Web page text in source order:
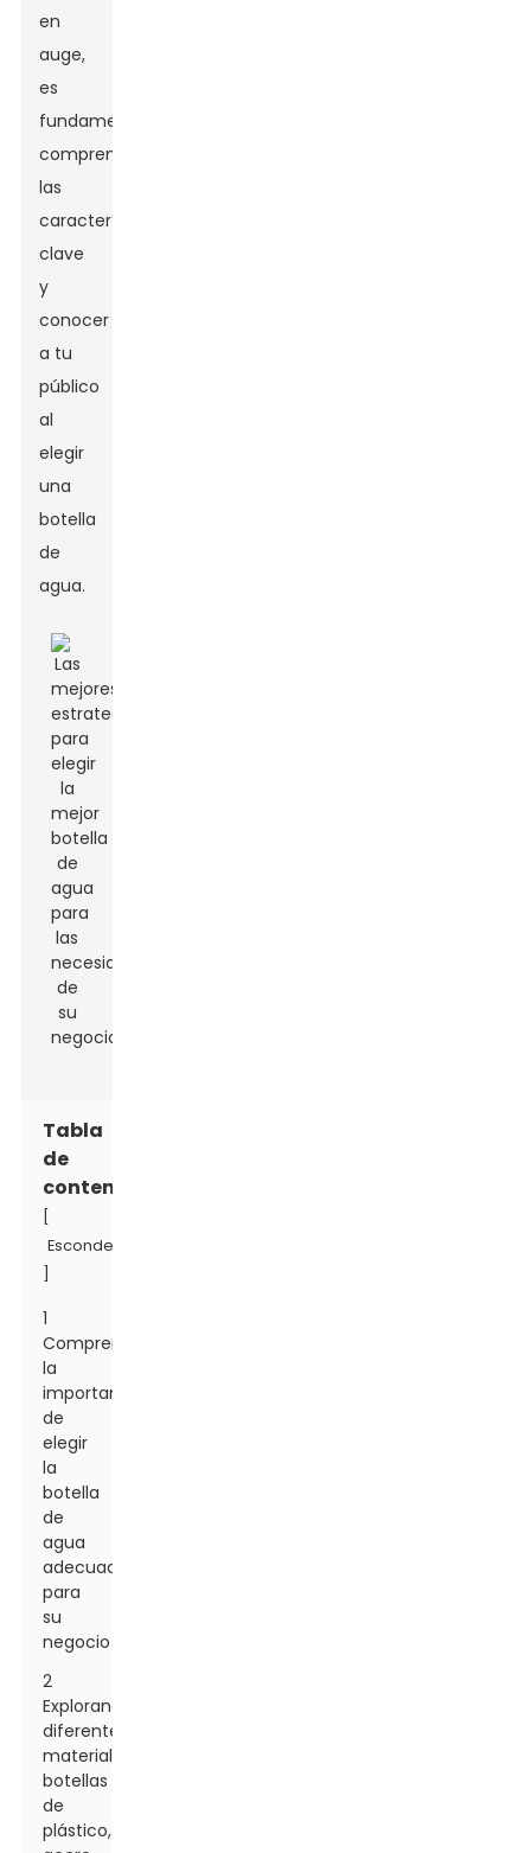
en
auge,
es
fundamental
comprender
las
características
clave
y
conocer
a tu
público
al
elegir
una
botella
de
agua.
Tabla
de
contenido
Esconder
1
Comprender
la
importancia
de
elegir
la
botella
de
agua
adecuada
para
su
negocio
2
Explorando
diferentes
materiales:
botellas
de
plástico,